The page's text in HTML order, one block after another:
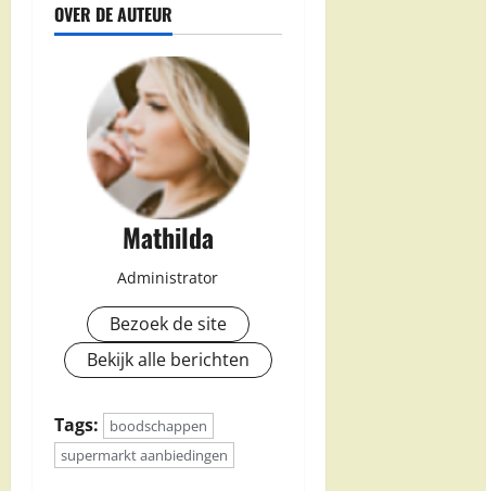
OVER DE AUTEUR
Mathilda
Administrator
Bezoek de site
Bekijk alle berichten
Tags:
boodschappen
supermarkt aanbiedingen